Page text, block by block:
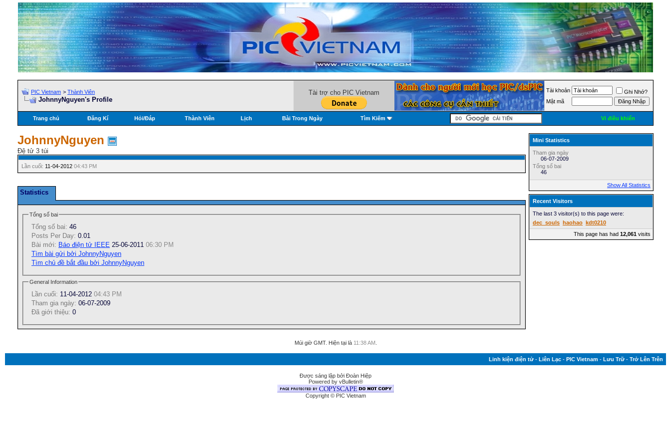
PIC Vietnam > Thành Viên
JohnnyNguyen's Profile
Tài trợ cho PIC Vietnam Tài khoản
Ghi Nhớ?
Mật mã
Trang chủ Đăng Kí Hỏi/Ðáp Thành Viên Lịch Bài Trong Ngày Tìm Kiếm Vi điều khiển
JohnnyNguyen
Đệ tử 3 túi
Lần cuối: 11-04-2012 04:43 PM
Statistics
Tổng số bai
Tổng số bai: 46
Posts Per Day: 0.01
Bài mới: Báo điện tử IEEE 25-06-2011 06:30 PM
Tìm bài gửi bởi JohnnyNguyen
Tìm chủ đề bắt đầu bởi JohnnyNguyen
General Information
Lần cuối: 11-04-2012 04:43 PM
Tham gia ngày: 06-07-2009
Ðã giới thiệu: 0
Mini Statistics
Tham gia ngày
06-07-2009
Tổng số bai
46
Show All Statistics
Recent Visitors
The last 3 visitor(s) to this page were:
dec_souls haohao kdt0210
This page has had 12,061 visits
Múi giờ GMT. Hiện tại là 11:38 AM.
Linh kiện điện tử - Liên Lạc - PIC Vietnam - Lưu Trữ - Trở Lên Trên
Được sáng lập bởi Đoàn Hiệp
Powered by vBulletin®
Copyright © PIC Vietnam